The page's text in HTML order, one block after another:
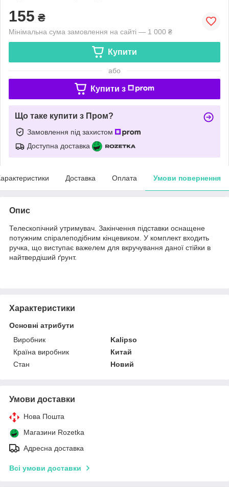
155 ₴
Мінімальна сума замовлення на сайті — 1 000 ₴
Купити
або
Купити з
Що таке купити з Пром?
Замовлення під захистом
Доступна доставка
Доставка Оплата Умови повернення
Опис
Телескопічний утримувач. Закінчення підставки оснащене
потужним спіралеподібним кінцевиком. У комплект входить
ручка, що виступає важелем для вкручування даної стійки в
найтвердіший ґрунт.
Характеристики
Основні атрибути
Виробник
Kalipso
Країна виробник
Китай
Стан
Новий
Умови доставки
Нова Пошта
Магазини Rozetka
Адресна доставка
Всі умови доставки